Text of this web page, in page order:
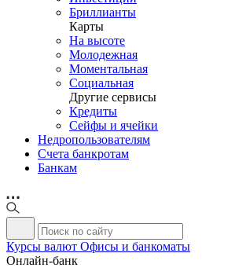
Бриллианты
Карты
На высоте
Молодежная
Моментальная
Социальная
Другие сервисы
Кредиты
Сейфы и ячейки
Недропользователям
Счета банкротам
Банкам
Курсы валют Офисы и банкоматы
Онлайн-банк